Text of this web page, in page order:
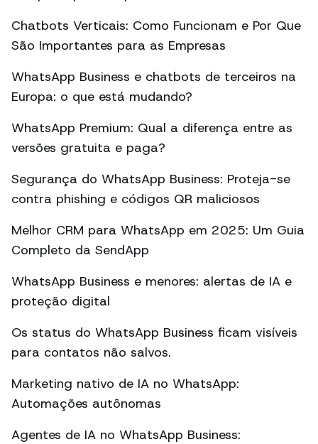
Chatbots Verticais: Como Funcionam e Por Que
São Importantes para as Empresas
WhatsApp Business e chatbots de terceiros na
Europa: o que está mudando?
WhatsApp Premium: Qual a diferença entre as
versões gratuita e paga?
Segurança do WhatsApp Business: Proteja-se
contra phishing e códigos QR maliciosos
Melhor CRM para WhatsApp em 2025: Um Guia
Completo da SendApp
WhatsApp Business e menores: alertas de IA e
proteção digital
Os status do WhatsApp Business ficam visíveis
para contatos não salvos.
Marketing nativo de IA no WhatsApp:
Automações autônomas
Agentes de IA no WhatsApp Business: